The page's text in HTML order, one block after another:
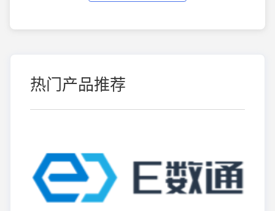
热门产品推荐